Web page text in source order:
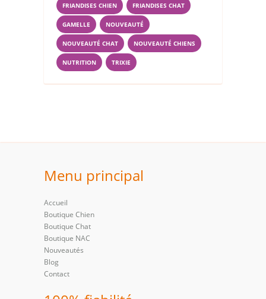
FRIANDISES CHIEN FRIANDISES CHAT
GAMELLE NOUVEAUTÉ
NOUVEAUTÉ CHAT NOUVEAUTÉ CHIENS
NUTRITION TRIXIE
Menu principal
Accueil
Boutique Chien
Boutique Chat
Boutique NAC
Nouveautés
Blog
Contact